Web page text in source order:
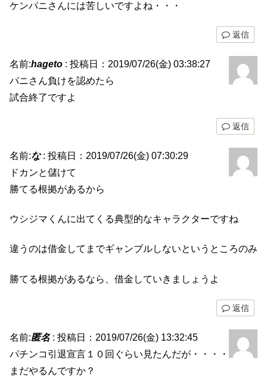
ケンパニさんには苦しいですよね・・・
返信
名前:hageto : 投稿日：2019/07/26(金) 03:38:27
パニさん負けを認めたら
試合終了ですよ
返信
名前:な: 投稿日：2019/07/26(金) 07:30:29
ドカンと儲けて
勝てる根拠があるから
ウシジマくんに出てくる典型的なキャラクターですね
違うのは借金してまでギャンブルしないというところのみ
勝てる根拠があるなら、借金していきましょうよ
返信
名前:匿名: 投稿日：2019/07/26(金) 13:32:45
パチンコ引退宣言１０回ぐらい見たんだが・・・・
まだやるんですか？